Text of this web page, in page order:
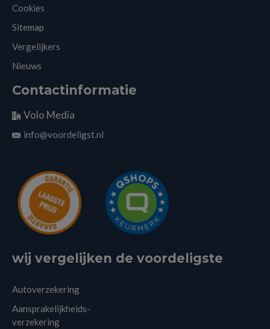
Cookies
Sitemap
Vergelijkers
Nieuws
Contactinformatie
Volo Media
info@voordeligst.nl
wij vergelijken de voordeligste
Autoverzekering
Aansprakelijkheids-
verzekering